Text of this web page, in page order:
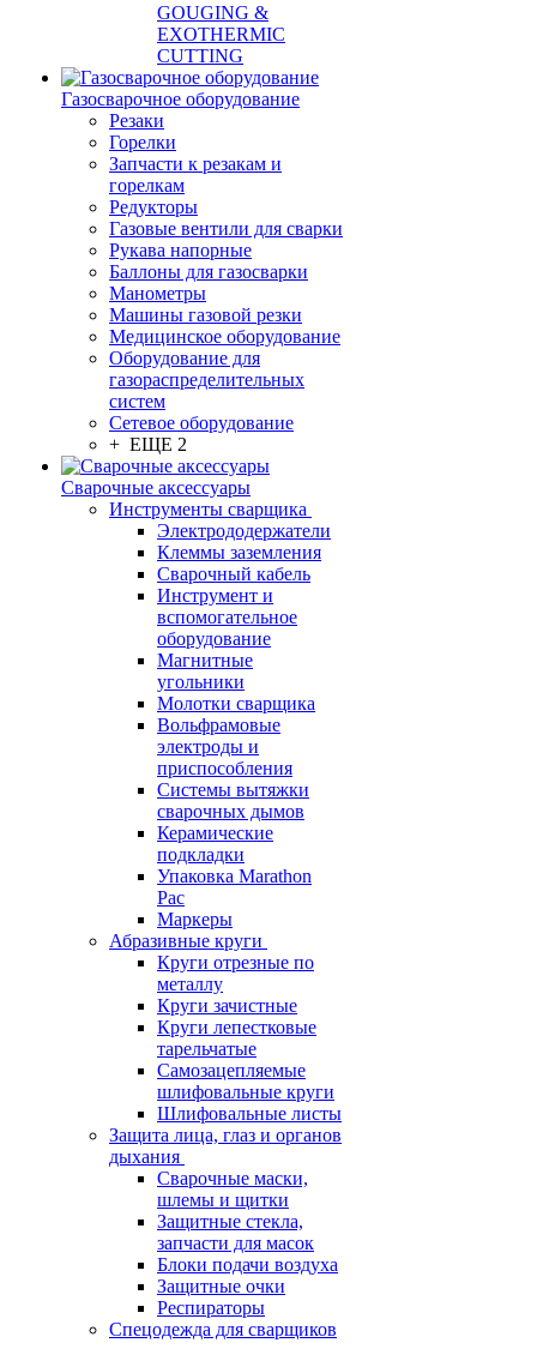
GOUGING &
EXOTHERMIC
CUTTING
Газосварочное оборудование
Резаки
Горелки
Запчасти к резакам и
горелкам
Редукторы
Газовые вентили для сварки
Рукава напорные
Баллоны для газосварки
Манометры
Машины газовой резки
Медицинское оборудование
Оборудование для
газораспределительных
систем
Сетевое оборудование
+ ЕЩЕ 2
Сварочные аксессуары
Инструменты сварщика
Электрододержатели
Клеммы заземления
Сварочный кабель
Инструмент и
вспомогательное
оборудование
Магнитные
угольники
Молотки сварщика
Вольфрамовые
электроды и
приспособления
Системы вытяжки
сварочных дымов
Керамические
подкладки
Упаковка Marathon
Pac
Маркеры
Абразивные круги
Круги отрезные по
металлу
Круги зачистные
Круги лепестковые
тарельчатые
Самозацепляемые
шлифовальные круги
Шлифовальные листы
Защита лица, глаз и органов
дыхания
Сварочные маски,
шлемы и щитки
Защитные стекла,
запчасти для масок
Блоки подачи воздуха
Защитные очки
Респираторы
Спецодежда для сварщиков